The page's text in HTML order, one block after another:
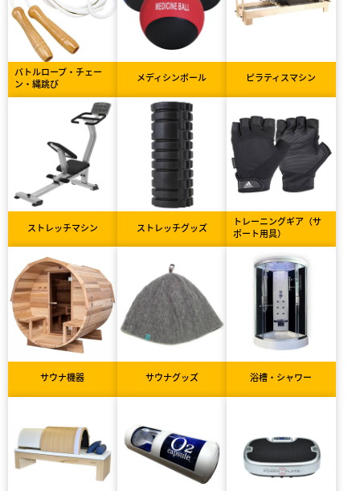
バトルロープ・チェー
ン・縄跳び
メディシンボール ピラティスマシン
ストレッチマシン ストレッチグッズ
トレーニングギア（サ
ポート用具）
サウナ機器 サウナグッズ 浴槽・シャワー